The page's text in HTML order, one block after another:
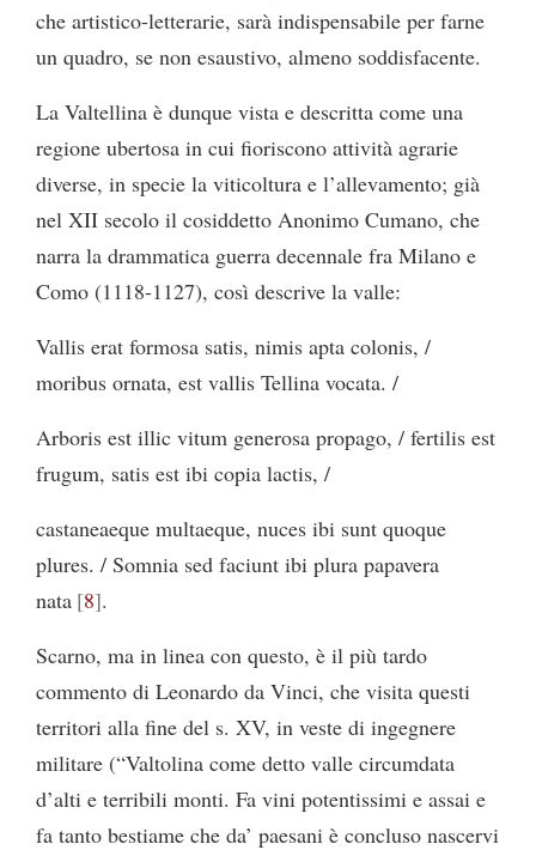
che artistico-letterarie, sarà indispensabile per farne
un quadro, se non esaustivo, almeno soddisfacente.
La Valtellina è dunque vista e descritta come una
regione ubertosa in cui fioriscono attività agrarie
diverse, in specie la viticoltura e l’allevamento; già
nel XII secolo il cosiddetto Anonimo Cumano, che
narra la drammatica guerra decennale fra Milano e
Como (1118-1127), così descrive la valle:
Vallis erat formosa satis, nimis apta colonis, /
moribus ornata, est vallis Tellina vocata. /
Arboris est illic vitum generosa propago, / fertilis est
frugum, satis est ibi copia lactis, /
castaneaeque multaeque, nuces ibi sunt quoque
plures. / Somnia sed faciunt ibi plura papavera
nata 8 .
Scarno, ma in linea con questo, è il più tardo
commento di Leonardo da Vinci, che visita questi
territori alla fine del s. XV, in veste di ingegnere
militare (“Valtolina come detto valle circumdata
d’alti e terribili monti. Fa vini potentissimi e assai e
fa tanto bestiame che da’ paesani è concluso nascervi